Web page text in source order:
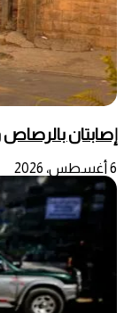
إصابتان بالرصاص
6 أغسطس، 2026